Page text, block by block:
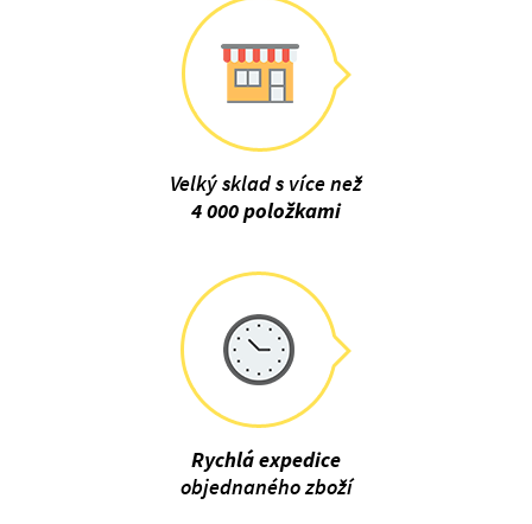
Velký sklad s více než
4 000 položkami
Rychlá expedice
objednaného zboží